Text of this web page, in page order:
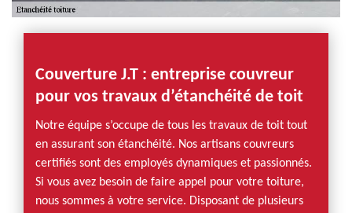
Couverture J.T : entreprise couvreur
pour vos travaux d’étanchéité de toit
Notre équipe s’occupe de tous les travaux de toit tout
en assurant son étanchéité. Nos artisans couvreurs
certifiés sont des employés dynamiques et passionnés.
Si vous avez besoin de faire appel pour votre toiture,
nous sommes à votre service. Disposant de plusieurs